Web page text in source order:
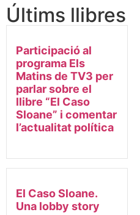
Últims llibres
Participació al
programa Els
Matins de TV3 per
parlar sobre el
llibre “El Caso
Sloane” i comentar
l’actualitat política
El Caso Sloane.
Una lobby story